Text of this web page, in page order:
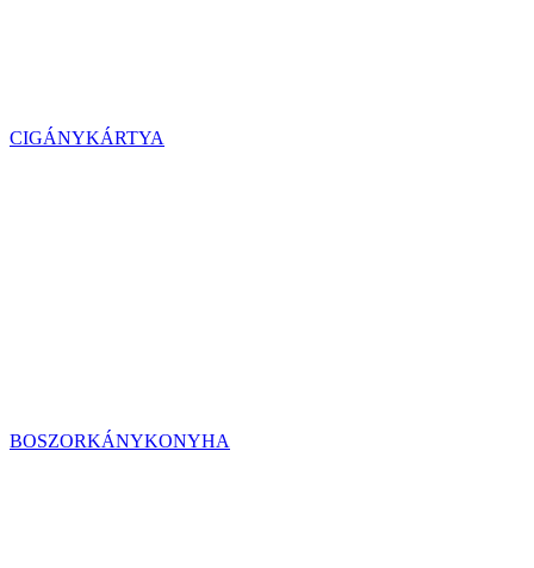
CIGÁNYKÁRTYA
BOSZORKÁNYKONYHA